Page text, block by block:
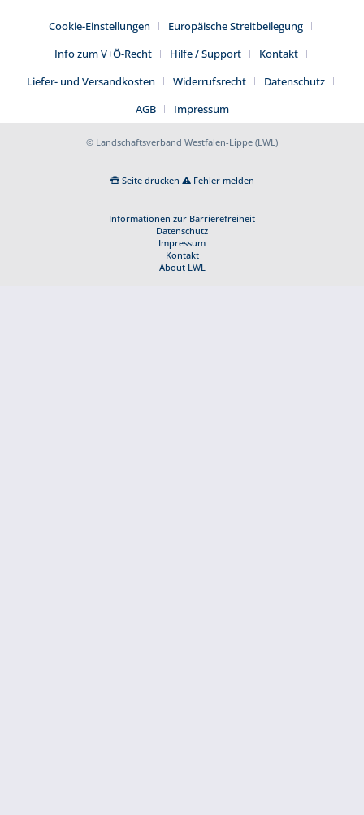
Cookie-Einstellungen
Europäische Streitbeilegung
Info zum V+Ö-Recht
Hilfe / Support
Kontakt
Liefer- und Versandkosten
Widerrufsrecht
Datenschutz
AGB
Impressum
© Landschaftsverband Westfalen-Lippe (LWL)
Seite drucken Fehler melden
Informationen zur Barrierefreiheit
Datenschutz
Impressum
Kontakt
About LWL